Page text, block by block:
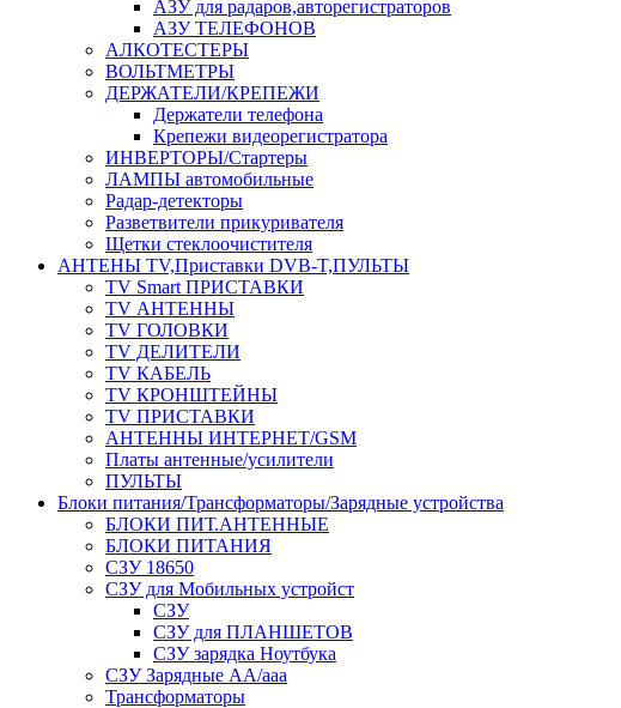
АЗУ для радаров,авторегистраторов
АЗУ ТЕЛЕФОНОВ
АЛКОТЕСТЕРЫ
ВОЛЬТМЕТРЫ
ДЕРЖАТЕЛИ/КРЕПЕЖИ
Держатели телефона
Крепежи видеорегистратора
ИНВЕРТОРЫ/Стартеры
ЛАМПЫ автомобильные
Радар-детекторы
Разветвители прикуривателя
Щетки стеклоочистителя
АНТЕНЫ ТV,Приставки DVB-T,ПУЛЬТЫ
TV Smart ПРИСТАВКИ
TV АНТЕННЫ
TV ГОЛОВКИ
TV ДЕЛИТЕЛИ
TV КАБЕЛЬ
TV КРОНШТЕЙНЫ
TV ПРИСТАВКИ
АНТЕННЫ ИНТЕРНЕТ/GSM
Платы антенные/усилители
ПУЛЬТЫ
Блоки питания/Трансформаторы/Зарядные устройства
БЛОКИ ПИТ.АНТЕННЫЕ
БЛОКИ ПИТАНИЯ
СЗУ 18650
СЗУ для Мобильных устройст
СЗУ
СЗУ для ПЛАНШЕТОВ
СЗУ зарядка Ноутбука
СЗУ Зарядные АА/ааа
Трансформаторы